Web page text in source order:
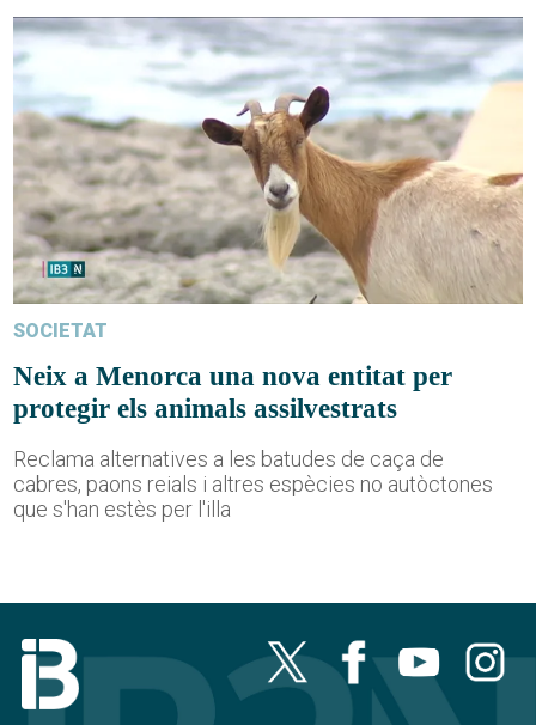
SOCIETAT
Neix a Menorca una nova entitat per
protegir els animals assilvestrats
Reclama alternatives a les batudes de caça de
cabres, paons reials i altres espècies no autòctones
que s'han estès per l'illa